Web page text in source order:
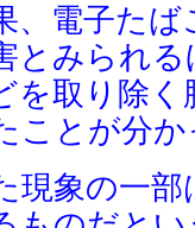
、電子た
とみられ
を取り除
ことが分か
現象の一